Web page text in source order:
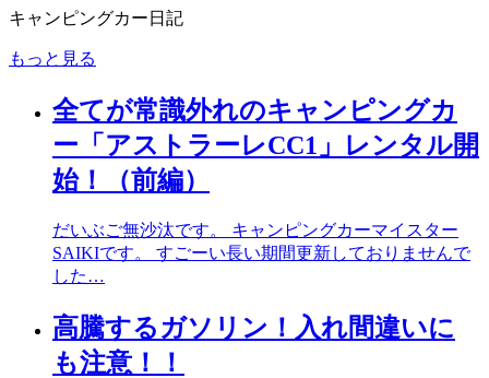
キャンピングカー日記
もっと見る
全てが常識外れのキャンピングカ
ー「アストラーレCC1」レンタル開
始！（前編）
だいぶご無沙汰です。 キャンピングカーマイスター
SAIKIです。 すごーい長い期間更新しておりませんで
した…
高騰するガソリン！入れ間違いに
も注意！！